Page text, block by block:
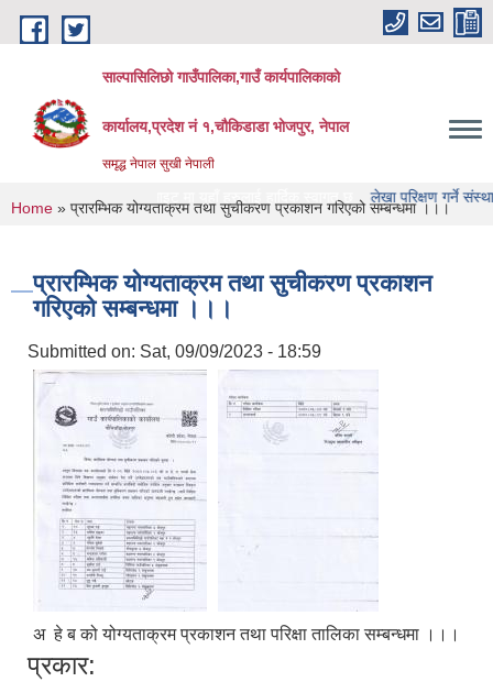
Skip to main content
साल्पासिलिछो गाउँपालिका,गाउँ कार्यपालिकाको
कार्यालय,प्रदेश नं १,चौकिडाडा भोजपुर, नेपाल
समृद्ध नेपाल सुखी नेपाली
को वेभसाइट मा यहाँ हरुलाई हार्दिक स्वागत छ लेखा परिक्षण गर्ने संस्था हरु को
You are here
Home » प्रारम्भिक योग्यताक्रम तथा सुचीकरण प्रकाशन गरिएको सम्बन्धमा ।।।
प्रारम्भिक योग्यताक्रम तथा सुचीकरण प्रकाशन
गरिएको सम्बन्धमा ।।।
Submitted on: Sat, 09/09/2023 - 18:59
अ हे ब को योग्यताक्रम प्रकाशन तथा परिक्षा तालिका सम्बन्धमा ।।।
प्रकार: